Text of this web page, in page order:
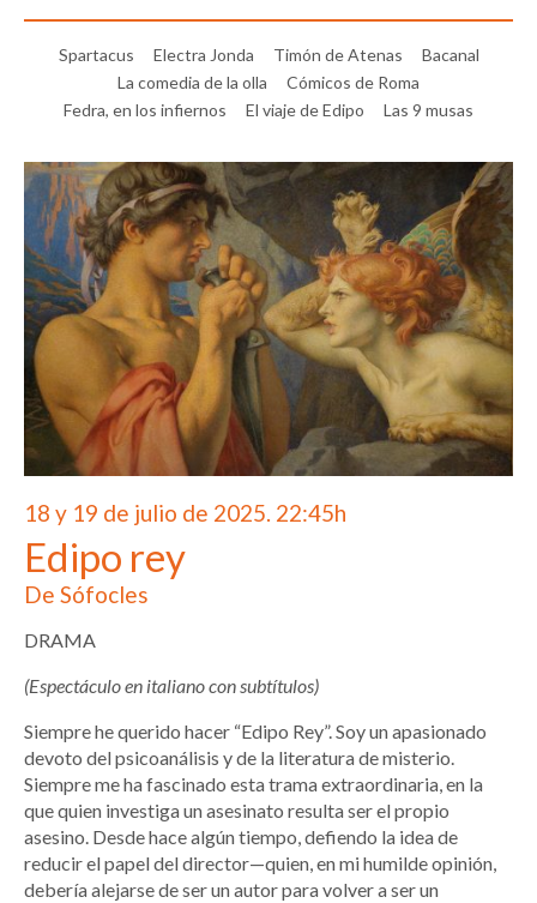
Spartacus Electra Jonda Timón de Atenas
Bacanal
La comedia de la olla
Cómicos de Roma
Fedra, en los infiernos
El viaje de Edipo Las 9 musas
18 y 19 de julio de 2025. 22:45h
Edipo rey
De Sófocles
DRAMA
(Espectáculo en italiano con subtítulos)
Siempre he querido hacer “Edipo Rey”. Soy un apasionado
devoto del psicoanálisis y de la literatura de misterio.
Siempre me ha fascinado esta trama extraordinaria, en la
que quien investiga un asesinato resulta ser el propio
asesino. Desde hace algún tiempo, defiendo la idea de
reducir el papel del director—quien, en mi humilde opinión,
debería alejarse de ser un autor para volver a ser un